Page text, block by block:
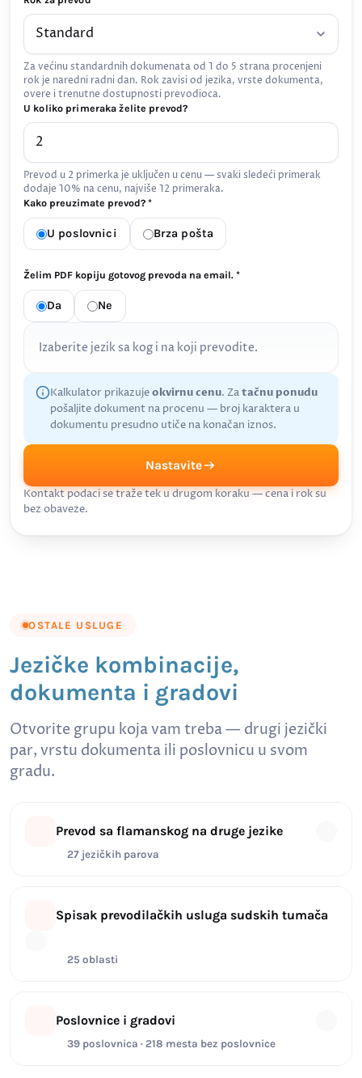
Za većinu standardnih dokumenata od 1 do 5 strana procenjeni
rok je naredni radni dan. Rok zavisi od jezika, vrste dokumenta,
overe i trenutne dostupnosti prevodioca.
U koliko primeraka želite prevod?
Prevod u 2 primerka je uključen u cenu — svaki sledeći primerak
dodaje 10% na cenu, najviše 12 primeraka.
Kako preuzimate prevod? *
U poslovnici Brza pošta
Želim PDF kopiju gotovog prevoda na email. *
Da Ne
Izaberite jezik sa kog i na koji prevodite.
Kalkulator prikazujeokvirnu cenu. Zatačnu ponudu
pošaljite dokument na procenu — broj karaktera u
dokumentu presudno utiče na konačan iznos.
Nastavite
Kontakt podaci se traže tek u drugom koraku — cena i rok su
bez obaveze.
OSTALE USLUGE
Jezičke kombinacije,
dokumenta i gradovi
Otvorite grupu koja vam treba — drugi jezički
par, vrstu dokumenta ili poslovnicu u svom
gradu.
Prevod sa flamanskog na druge jezike
27 jezičkih parova
Spisak prevodilačkih usluga sudskih tumača
25 oblasti
Poslovnice i gradovi
39 poslovnica · 218 mesta bez poslovnice